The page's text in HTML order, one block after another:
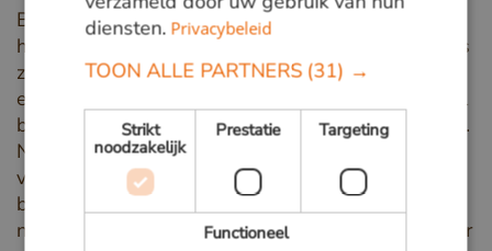
Bij Van den Berg Hardhout hebben we onderzocht
hoe onze verschillende houtsoorten veranderen als
ze buiten liggen en blootgesteld worden aan de
elementen. We zagen dat sommige houtsoorten al
binnen een paar dagen begonnen met veranderen.
Na twee weken waren er bij alle houtsoorten wel
veranderingen te zien. Ze werden donkerder of
bruiner, kregen soms een doffe laag, en de
natuurlijke kleuren en patronen kwamen beter naar
diensten. Privacybeleid
TOON ALLE PARTNERS (31) →
Strikt
noodzakelijk
Prestatie Targeting
Functioneel